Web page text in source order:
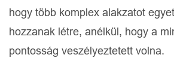
hogy több komplex alakzatot
hozzanak létre, anélkül, hogy a
pontosság veszélyeztetett volna.